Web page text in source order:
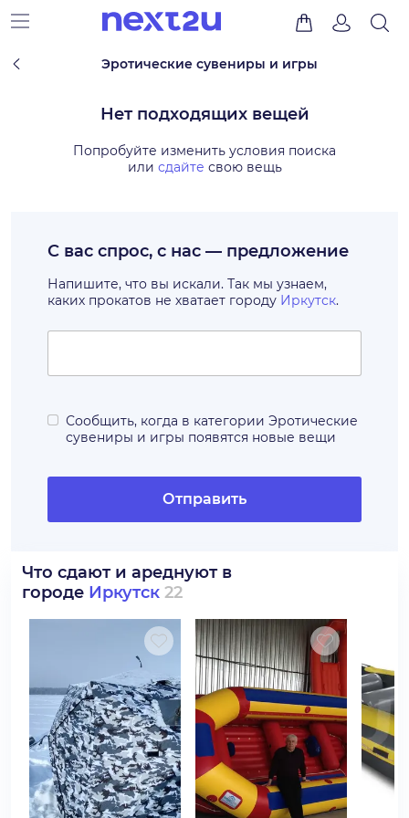
Эротические сувениры и игры
Нет подходящих вещей
Попробуйте изменить условия поиска
или сдайте свою вещь
С вас спрос, с нас — предложение
Напишите, что вы искали. Так мы узнаем,
каких прокатов не хватает городу Иркутск.
Сообщить, когда в категории Эротические
сувениры и игры появятся новые вещи
Отправить
Что сдают и ареднуют в
городе Иркутск 22